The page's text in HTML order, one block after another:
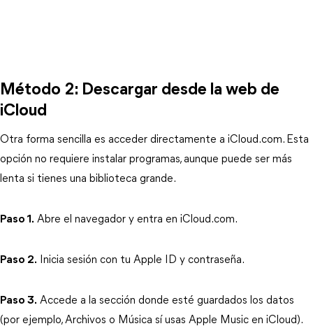
Método 2: Descargar desde la web de
iCloud
Otra forma sencilla es acceder directamente a iCloud.com. Esta
opción no requiere instalar programas, aunque puede ser más
lenta si tienes una biblioteca grande.
Paso 1. Abre el navegador y entra en iCloud.com.
Paso 2. Inicia sesión con tu Apple ID y contraseña.
Paso 3. Accede a la sección donde esté guardados los datos
(por ejemplo, Archivos o Música sí usas Apple Music en iCloud).